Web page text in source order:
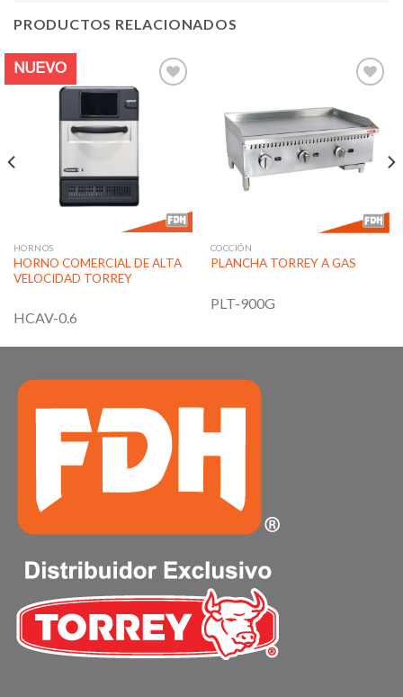
PRODUCTOS RELACIONADOS
NUEVO
HORNOS
HORNO COMERCIAL DE ALTA
VELOCIDAD TORREY
HCAV-0.6
Añadir
a la
lista de
deseos
COCCIÓN
PLANCHA TORREY A GAS
PLT-900G